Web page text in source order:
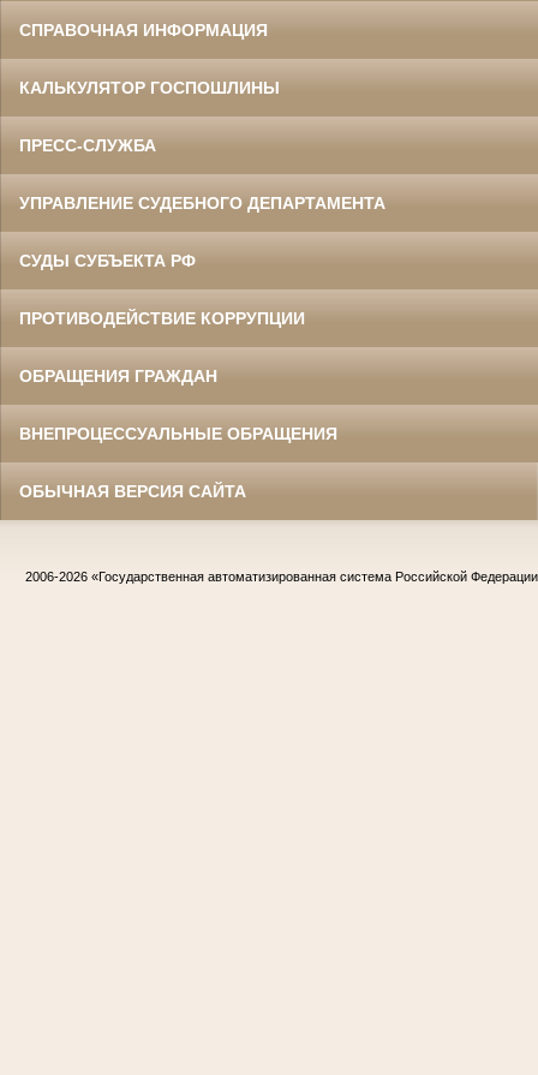
СПРАВОЧНАЯ ИНФОРМАЦИЯ
КАЛЬКУЛЯТОР ГОСПОШЛИНЫ
ПРЕСС-СЛУЖБА
УПРАВЛЕНИЕ СУДЕБНОГО ДЕПАРТАМЕНТА
СУДЫ СУБЪЕКТА РФ
ПРОТИВОДЕЙСТВИЕ КОРРУПЦИИ
ОБРАЩЕНИЯ ГРАЖДАН
ВНЕПРОЦЕССУАЛЬНЫЕ ОБРАЩЕНИЯ
ОБЫЧНАЯ ВЕРСИЯ САЙТА
2006-2026 «Государственная автоматизированная система Российской